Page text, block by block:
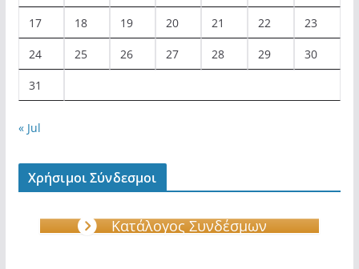
17 18 19 20 21 22 23
24 25 26 27 28 29 30
31
« Jul
Χρήσιμοι Σύνδεσμοι
Κατάλογος Συνδέσμων